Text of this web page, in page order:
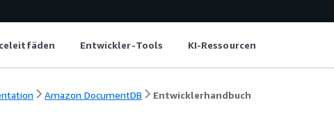
Entwickler-Tools KI-Ressourcen
Amazon DocumentDB Entwicklerhandbuch